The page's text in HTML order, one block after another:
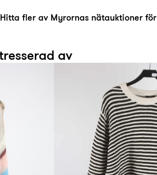
Hitta fler av Myrornas nätauktioner för
av